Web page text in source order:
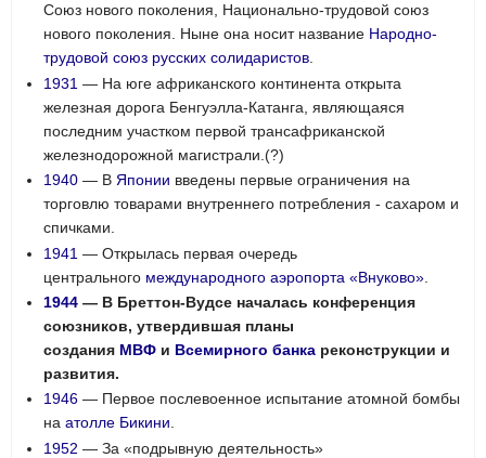
Союз нового поколения, Национально-трудовой союз
нового поколения. Ныне она носит название Народно-
трудовой союз русских солидаристов.
1931 — На юге африканского континента открыта
железная дорога Бенгуэлла-Катанга, являющаяся
последним участком первой трансафриканской
железнодорожной магистрали.(?)
1940 — ВЯпонии введены первые ограничения на
торговлю товарами внутреннего потребления - сахаром и
спичками.
1941 — Открылась первая очередь
центрального международного аэропорта «Внуково»
1944 — В Бреттон-Вудсе началась конференция
союзников, утвердившая планы
создания МВФ и Всемирного банка реконструкции и
развития.
1946 — Первое послевоенное испытание атомной бомбы
наатолле Бикини.
1952 — За «подрывную деятельность»